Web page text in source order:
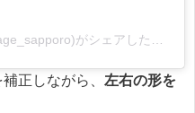
クレアージュ札幌(@dclinic_creage_sapporo)がシェアした投稿
正しながら、 左右の形を